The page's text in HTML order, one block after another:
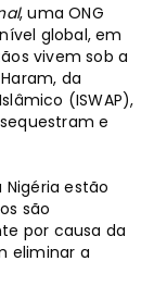
, uma ONG
global, em
vivem sob a
da
(ISWAP),
e
estão
são
por causa da
eliminar a